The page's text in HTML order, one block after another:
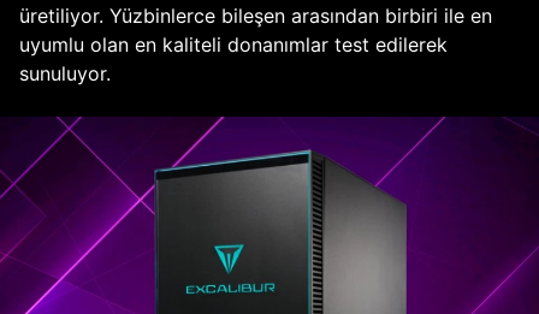
üretiliyor. Yüzbinlerce bileşen arasından birbiri ile en
uyumlu olan en kaliteli donanımlar test edilerek
sunuluyor.